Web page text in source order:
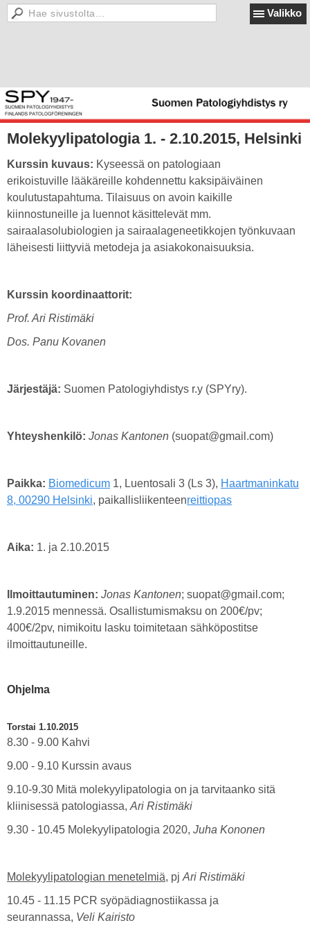
Valikko
Molekyylipatologia 1. - 2.10.2015, Helsinki
Kurssin kuvaus: Kyseessä on patologiaan
erikoistuville lääkäreille kohdennettu kaksipäiväinen
koulutustapahtuma. Tilaisuus on avoin kaikille
kiinnostuneille ja luennot käsittelevät mm.
sairaalasolubiologien ja sairaalageneetikkojen työnkuvaan
läheisesti liittyviä metodeja ja asiakokonaisuuksia.
Kurssin koordinaattorit:
Prof. Ari Ristimäki
Dos. Panu Kovanen
Järjestäjä: Suomen Patologiyhdistys r.y (SPYry).
Yhteyshenkilö: Jonas Kantonen (suopat@gmail.com)
Paikka: Biomedicum 1, Luentosali 3 (Ls 3), Haartmaninkatu
8, 00290 Helsinki, paikallisliikenteenreittiopas
Aika: 1. ja 2.10.2015
Ilmoittautuminen: Jonas Kantonen; suopat@gmail.com;
1.9.2015 mennessä. Osallistumismaksu on 200€/pv;
400€/2pv, nimikoitu lasku toimitetaan sähköpostitse
ilmoittautuneille.
Ohjelma
Torstai 1.10.2015
8.30 - 9.00 Kahvi
9.00 - 9.10 Kurssin avaus
9.10-9.30 Mitä molekyylipatologia on ja tarvitaanko sitä
kliinisessä patologiassa, Ari Ristimäki
9.30 - 10.45 Molekyylipatologia 2020, Juha Kononen
Molekyylipatologian menetelmiä, pj Ari Ristimäki
10.45 - 11.15 PCR syöpädiagnostiikassa ja
seurannassa, Veli Kairisto